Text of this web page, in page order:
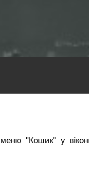
"Кошик" у